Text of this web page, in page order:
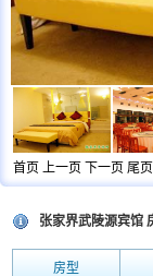
首页 上一页 下一页 尾页
张家界武陵源宾馆
房型